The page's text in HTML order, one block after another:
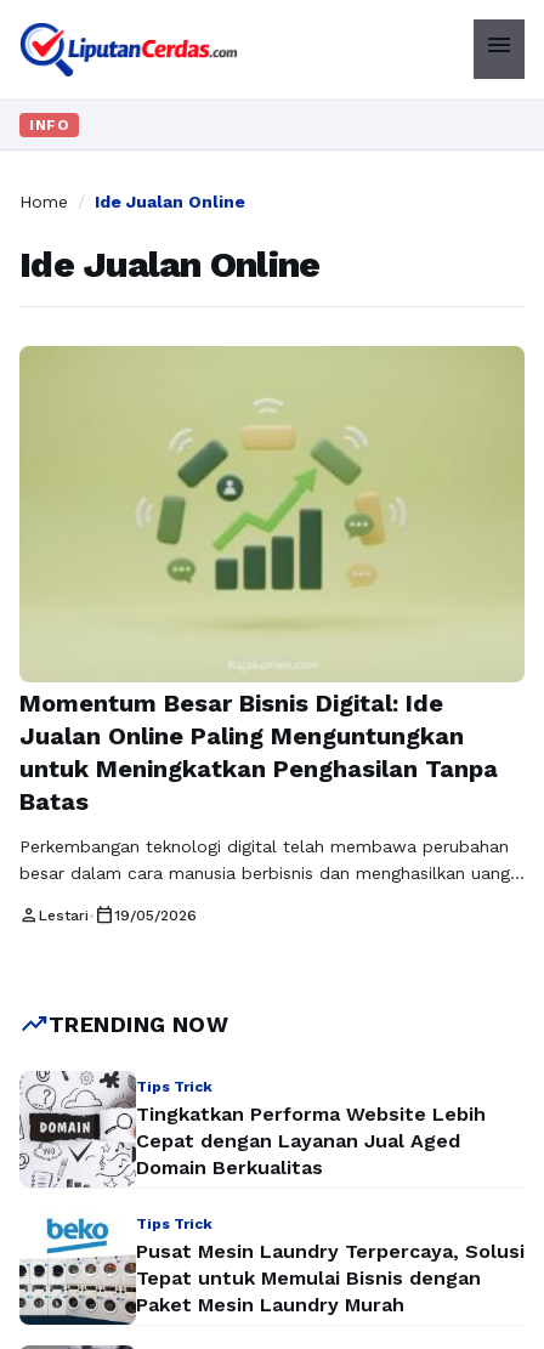
menu
INFO
Home / Ide Jualan Online
Ide Jualan Online
Momentum Besar Bisnis Digital: Ide
Jualan Online Paling Menguntungkan
untuk Meningkatkan Penghasilan Tanpa
Batas
Perkembangan teknologi digital telah membawa perubahan
besar dalam cara manusia berbisnis dan menghasilkan uang.
menawarkan peluang sangat luas bagi siapa saja yang ingin
Baca Selengkapnya
person Lestari• calendar_today19/05/2026
trending_upTRENDING NOW
Tips Trick
Tingkatkan Performa Website Lebih
Cepat dengan Layanan Jual Aged
Domain Berkualitas
Tips Trick
Pusat Mesin Laundry Terpercaya, Solusi
Tepat untuk Memulai Bisnis dengan
Paket Mesin Laundry Murah